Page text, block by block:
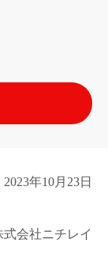
2023年10月 23日
式会社ニチレイ